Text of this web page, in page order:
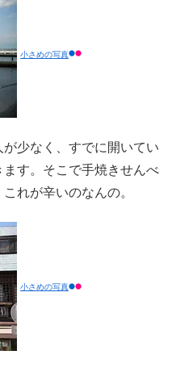
小さめの写真
少なく、すでに開いてい
す。そこで手焼きせんべ
れが辛いのなんの。
小さめの写真